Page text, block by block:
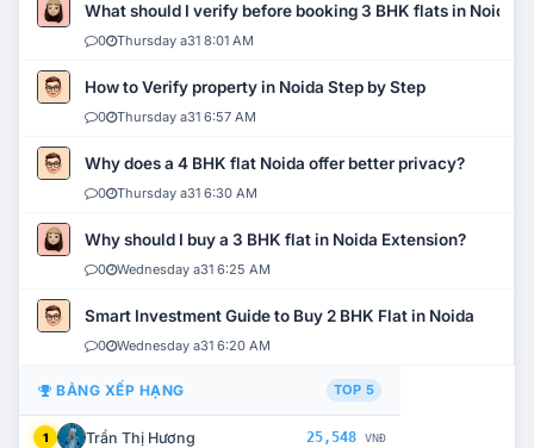
What should I verify before booking 3 BHK flats in Noida?
0 Thursday a31 8:01 AM
How to Verify property in Noida Step by Step
0 Thursday a31 6:57 AM
Why does a 4 BHK flat Noida offer better privacy?
0 Thursday a31 6:30 AM
Why should I buy a 3 BHK flat in Noida Extension?
0 Wednesday a31 6:25 AM
Smart Investment Guide to Buy 2 BHK Flat in Noida
0 Wednesday a31 6:20 AM
BẢNG XẾP HẠNG TOP 5
1 Trần Thị Hương 25,548 VNĐ